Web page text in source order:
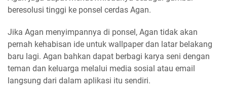
beresolusi tinggi ke ponsel cerdas Agan.
Jika Agan menyimpannya di ponsel, Agan tidak akan
pernah kehabisan ide untuk wallpaper dan latar belakang
baru lagi. Agan bahkan dapat berbagi karya seni dengan
teman dan keluarga melalui media sosial atau email
langsung dari dalam aplikasi itu sendiri.